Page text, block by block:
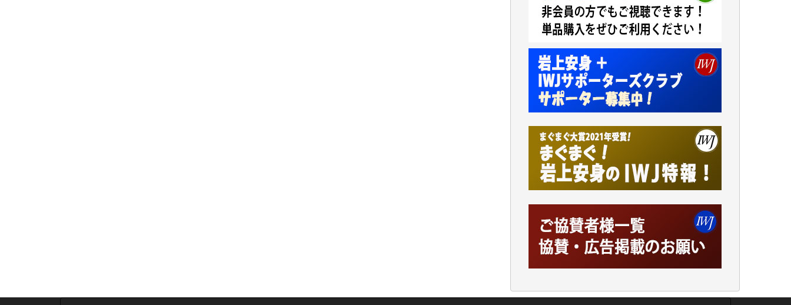
岩井祐子 様
藤田英之 様
藤岡比左志 様
井出 隆太 様
小池説夫 様
アオキカナメ 様
諸般の事情によりIWJ会費払えず今は非会員
ンをよく拝見しております。コンテンツが失
われるのはあまりにもったいない。少しでも
お役立てください。（H.O.様）
今日、僅かですがカンパしました。（T.M.
今日、僅かですがカンパしました。IWJの危
機を乗り切るには到底及ばない額ですが病気
の妻を抱えている私にとっては精一杯のカン
や解説記事、そして各界の方々とのインタビ